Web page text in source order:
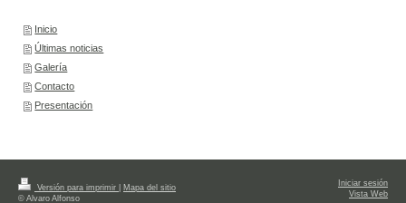
Inicio
Últimas noticias
Galería
Contacto
Presentación
Versión para imprimir
Mapa del sitio
© Alvaro Alfonso
Iniciar sesión
Vista Web